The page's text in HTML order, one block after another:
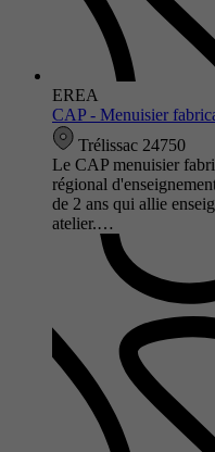
EREA
CAP - Menuisier
Trélissac 24750
Le CAP menuisier
régional
de 2 ans qui allie
atelier.…